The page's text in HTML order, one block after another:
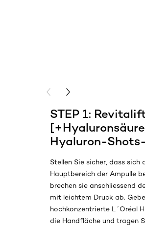
STEP 1:
Hyaluron-
Stellen Sie sicher, dass sich
Hauptbereich der Ampulle
brechen sie anschliessend
mit leichtem Druck ab.
hochkonzentrierte L´Oréal
die Handfläche und tragen
PREVIOUS CARD
NEXT CARD